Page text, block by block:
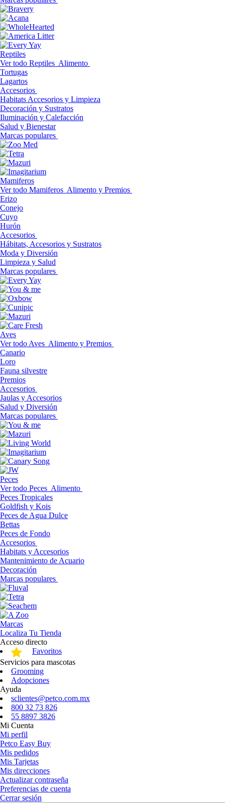
Reptiles
Ver todo Reptiles Alimento
Tortugas
Lagartos
Accesorios
Habitats Accesorios y Limpieza
Decoración y Sustratos
Iluminación y Calefacción
Salud y Bienestar
Marcas populares
Mamiferos
Ver todo Mamiferos Alimento y Premios
Erizo
Conejo
Cuyo
Hurón
Accesorios
Hábitats, Accesorios y Sustratos
Moda y Diversión
Limpieza y Salud
Marcas populares
Aves
Ver todo Aves Alimento y Premios
Canario
Loro
Fauna silvestre
Premios
Accesorios
Jaulas y Accesorios
Salud y Diversión
Marcas populares
Peces
Ver todo Peces Alimento
Peces Tropicales
Goldfish y Kois
Peces de Agua Dulce
Bettas
Peces de Fondo
Accesorios
Habitats y Accesorios
Mantenimiento de Acuario
Decoración
Marcas populares
Marcas
Localiza Tu Tienda
Acceso directo
Favoritos
Servicios para mascotas
Grooming
Adopciones
Ayuda
sclientes@petco.com.mx
800 32 73 826
55 8897 3826
Mi Cuenta
Mi perfil
Petco Easy Buy
Mis pedidos
Mis Tarjetas
Mis direcciones
Actualizar contraseña
Preferencias de cuenta
Cerrar sesión